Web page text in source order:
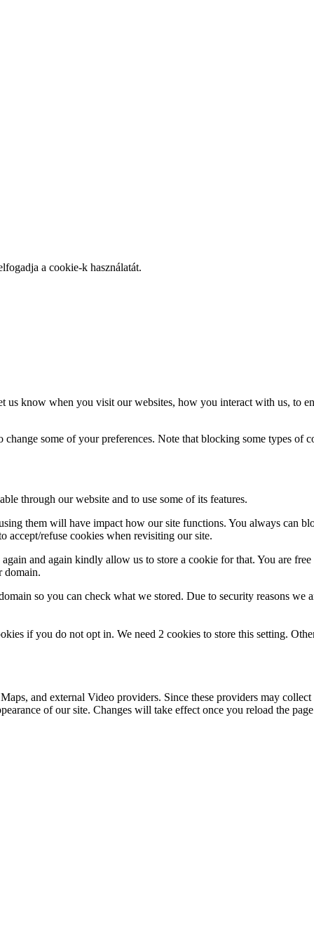
a cookie-k használatát.
us know when you visit our websites, how you interact with us, to
some of your preferences. Note that blocking some types of
through our website and to use some of its features.
them will have impact how our site functions. You always can
refuse cookies when revisiting our site.
and again kindly allow us to store a cookie for that. You are
domain.
so you can check what we stored. Due to security reasons
if you do not opt in. We need 2 cookies to store this setting.
and external Video providers. Since these providers may
of our site. Changes will take effect once you reload the